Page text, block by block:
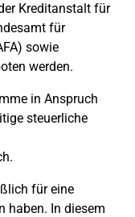
Kreditanstalt für
für
sowie
werden.
in Anspruch
steuerliche
für eine
haben. In diesem